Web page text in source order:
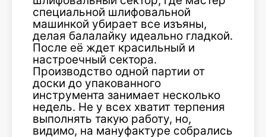
специальной шлифовальной
машинкой убирает все изъяны,
делая балалайку идеально гладкой.
После её ждет красильный и
настроечный сектора.
Производство одной партии от
доски до упакованного
инструмента занимает несколько
недель. Не у всех хватит терпения
выполнять такую работу, но,
видимо, на мануфактуре собрались